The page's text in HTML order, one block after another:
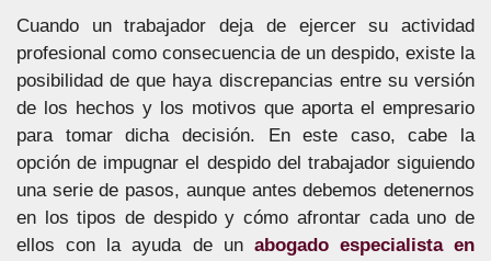
Cuando un trabajador deja de ejercer su actividad
profesional como consecuencia de un despido, existe la
posibilidad de que haya discrepancias entre su versión
de los hechos y los motivos que aporta el empresario
para tomar dicha decisión. En este caso, cabe la
opción de impugnar el despido del trabajador siguiendo
una serie de pasos, aunque antes debemos detenernos
en los tipos de despido y cómo afrontar cada uno de
ellos con la ayuda de un abogado especialista en